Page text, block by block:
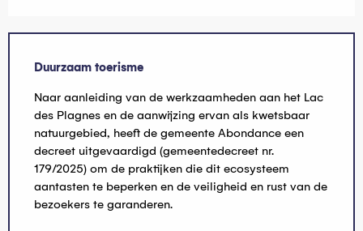
Duurzaam toerisme
Naar aanleiding van de werkzaamheden aan het Lac
des Plagnes en de aanwijzing ervan als kwetsbaar
natuurgebied, heeft de gemeente Abondance een
decreet uitgevaardigd (gemeentedecreet nr.
179/2025) om de praktijken die dit ecosysteem
aantasten te beperken en de veiligheid en rust van de
bezoekers te garanderen.